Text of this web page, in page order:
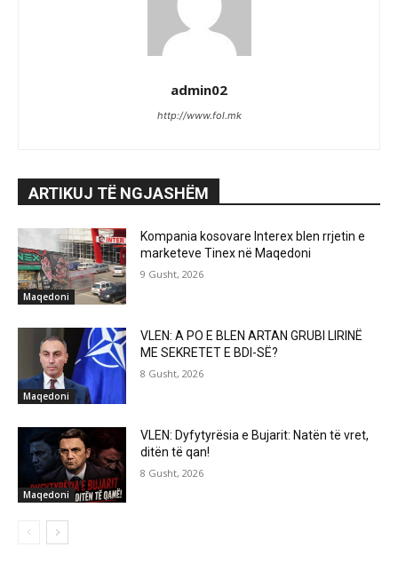
admin02
http://www.fol.mk
ARTIKUJ TË NGJASHËM
Maqedoni
Kompania kosovare Interex blen rrjetin e
marketeve Tinex në Maqedoni
9 Gusht, 2026
Maqedoni
VLEN: A PO E BLEN ARTAN GRUBI LIRINË
ME SEKRETET E BDI-SË?
8 Gusht, 2026
Maqedoni
VLEN: Dyfytyrësia e Bujarit: Natën të vret,
ditën të qan!
8 Gusht, 2026